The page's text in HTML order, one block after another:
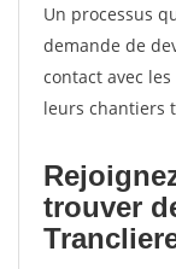
Un processus
demande de
contact avec
leurs chantiers
trouver